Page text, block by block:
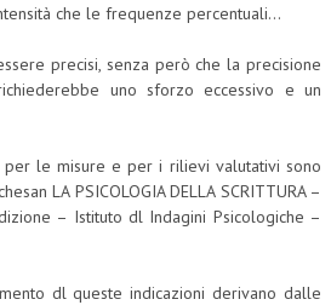
che le frequenze percentuali…
precisi, senza però che la precisione
uno sforzo eccessivo e un
per le misure e per i rilievi valutativi sono
LA PSICOLOGIA DELLA SCRITTURA –
– Istituto dl Indagini Psicologiche –
dl queste indicazioni derivano dalle